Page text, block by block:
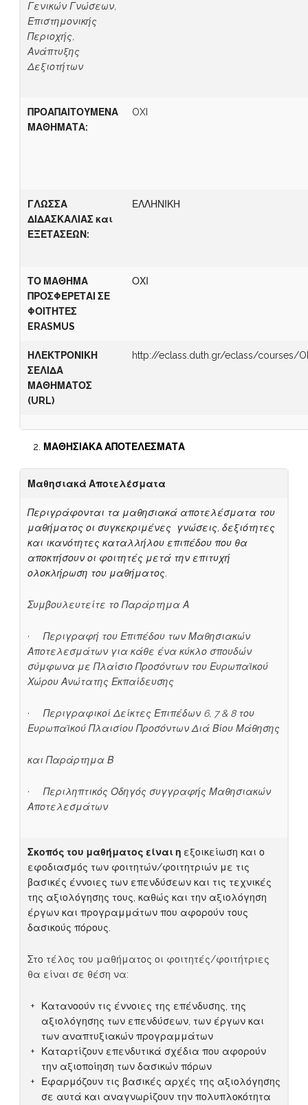
Γενικών Γνώσεων,
Επιστημονικής
Περιοχής,
Ανάπτυξης
Δεξιοτήτων
ΠΡΟΑΠΑΙΤΟΥΜΕΝΑ
ΜΑΘΗΜΑΤΑ:
OXI
ΓΛΩΣΣΑ
ΔΙΔΑΣΚΑΛΙΑΣ και
ΕΞΕΤΑΣΕΩΝ:
ΕΛΛΗΝΙΚΗ
ΤΟ ΜΑΘΗΜΑ
ΠΡΟΣΦΕΡΕΤΑΙ ΣΕ
ΦΟΙΤΗΤΕΣ
ERASMUS
ΟΧΙ
ΗΛΕΚΤΡΟΝΙΚΗ
ΣΕΛΙΔΑ
ΜΑΘΗΜΑΤΟΣ
(URL)
http://eclass.duth.gr/eclass/courses/
ΜΑΘΗΣΙΑΚΑ ΑΠΟΤΕΛΕΣΜΑΤΑ
Μαθησιακά Αποτελέσματα
Περιγράφονται τα μαθησιακά αποτελέσματα του
μαθήματος οι συγκεκριμένες γνώσεις, δεξιότητες
και ικανότητες καταλλήλου επιπέδου που θα
αποκτήσουν οι φοιτητές μετά την επιτυχή
ολοκλήρωση του μαθήματος.
Συμβουλευτείτε το Παράρτημα Α
· Περιγραφή του Επιπέδου των Μαθησιακών
Αποτελεσμάτων για κάθε ένα κύκλο σπουδών
σύμφωνα με Πλαίσιο Προσόντων του Ευρωπαϊκού
Χώρου Ανώτατης Εκπαίδευσης
· Περιγραφικοί Δείκτες Επιπέδων 6, 7 & 8 του
Ευρωπαϊκού Πλαισίου Προσόντων Διά Βίου Μάθησης
και Παράρτημα Β
· Περιληπτικός Οδηγός συγγραφής Μαθησιακών
Αποτελεσμάτων
Σκοπός του μαθήματος είναι η εξοικείωση και ο
εφοδιασμός των φοιτητών/φοιτητριών με τις
βασικές έννοιες των επενδύσεων και τις τεχνικές
της αξιολόγησης τους, καθώς και την αξιολόγηση
έργων και προγραμμάτων που αφορούν τους
δασικούς πόρους.
Στο τέλος του μαθήματος οι φοιτητές/φοιτήτριες
θα είναι σε θέση να:
Κατανοούν τις έννοιες της επένδυσης, της
αξιολόγησης των επενδύσεων, των έργων και
των αναπτυξιακών προγραμμάτων
Καταρτίζουν επενδυτικά σχέδια που αφορούν
την αξιοποίηση των δασικών πόρων
Εφαρμόζουν τις βασικές αρχές της αξιολόγησης
σε αυτά και αναγνωρίζουν την πολυπλοκότητα